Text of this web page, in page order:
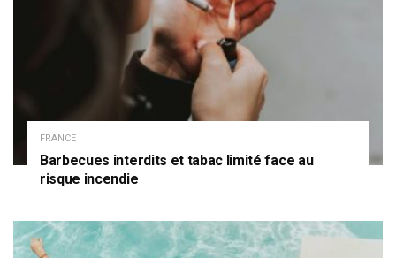
FRANCE
Barbecues interdits et tabac limité face au
risque incendie